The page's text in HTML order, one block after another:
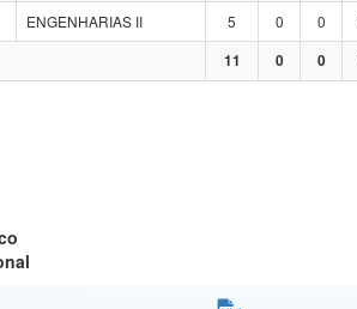
ENGENHARIAS II 5 0 0
11 0 0